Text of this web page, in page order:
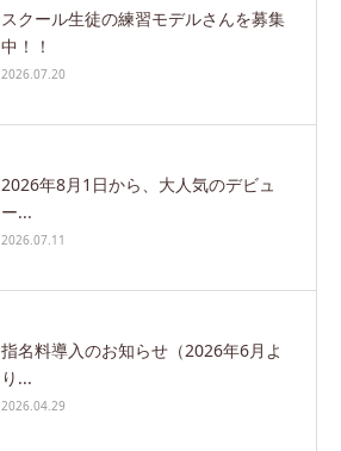
スクール生徒の練習モデルさんを募集
中！！
2026.07.20
2026年8月1日から、大人気のデビュ
ー...
2026.07.11
指名料導入のお知らせ（2026年6月よ
り...
2026.04.29